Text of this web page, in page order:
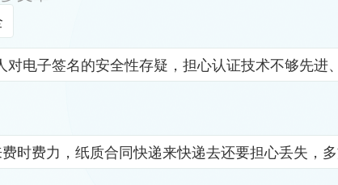
子签名的安全性存疑，担心认证技术不够先
时费力，纸质合同快递来快递去还要担心丢失，